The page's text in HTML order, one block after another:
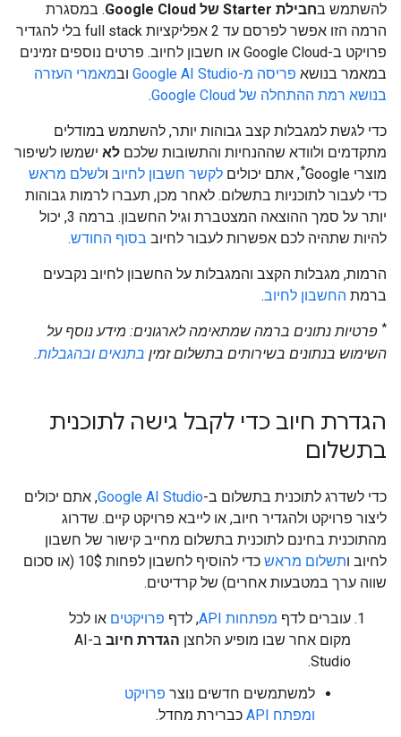
להשתמש בחבילת Starter של Google Cloud
. במסגרת
הרמה הזו אפשר לפרסם עד 2 אפליקציות full stack בלי להגדיר
פרויקט ב-Google Cloud או חשבון לחיוב. פרטים נוספים זמינים
במאמר בנושא פריסה מ-Google AI Studio ובמאמרי העזרה
בנושא רמת ההתחלה של Google Cloud
.
כדי לגשת למגבלות קצב גבוהות יותר, להשתמש במודלים
מתקדמים ולוודא שההנחיות והתשובות שלכם לא ישמשו לשיפור
מוצרי Google
*, אתם יכולים לקשר חשבון לחיוב ולשלם מראש
כדי לעבור לתוכניות בתשלום. לאחר מכן, תעברו לרמות גבוהות
יותר על סמך ההוצאה המצטברת וגיל החשבון. ברמה 3, יכול
להיות שתהיה לכם אפשרות לעבור לחיוב בסוף החודש.
הרמות, מגבלות הקצב והמגבלות על החשבון לחיוב נקבעים
ברמת החשבון לחיוב.
* פרטיות נתונים ברמה שמתאימה לארגונים: מידע נוסף על
השימוש בנתונים בשירותים בתשלום זמין בתנאים ובהגבלות.
הגדרת חיוב כדי לקבל גישה לתוכנית
בתשלום
כדי לשדרג לתוכנית בתשלום ב-Google AI Studio, אתם יכולים
ליצור פרויקט ולהגדיר חיוב, או לייבא פרויקט קיים. שדרוג
מהתוכנית בחינם לתוכנית בתשלום מחייב קישור של חשבון
לחיוב ותשלום מראש
כדי להוסיף לחשבון לפחות 10$ (או סכום
שווה ערך במטבעות אחרים) של קרדיטים.
עוברים לדף מפתחות API , לדף פרויקטים או לכל
מקום אחר שבו מופיע הלחצן הגדרת חיוב
ב-AI
Studio.
למשתמשים חדשים נוצר פרויקט
ומפתח API
כברירת מחדל.